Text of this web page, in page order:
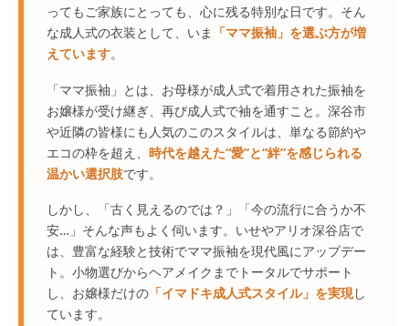
ってもご家族にとっても、心に残る特別な日です。そん
な成人式の衣装として、いま 「ママ振袖」を選ぶ方が増
えています。
「ママ振袖」とは、お母様が成人式で着用された振袖を
お嬢様が受け継ぎ、再び成人式で袖を通すこと。深谷市
や近隣の皆様にも人気のこのスタイルは、単なる節約や
エコの枠を超え、時代を越えた“愛”と“絆”を感じられる
温かい選択肢です。
しかし、「古く見えるのでは？」「今の流行に合うか不
安…」そんな声もよく伺います。いせやアリオ深谷店で
は、豊富な経験と技術でママ振袖を現代風にアップデー
ト。小物選びからヘアメイクまでトータルでサポート
し、お嬢様だけの 「イマドキ成人式スタイル」を実現し
ています。